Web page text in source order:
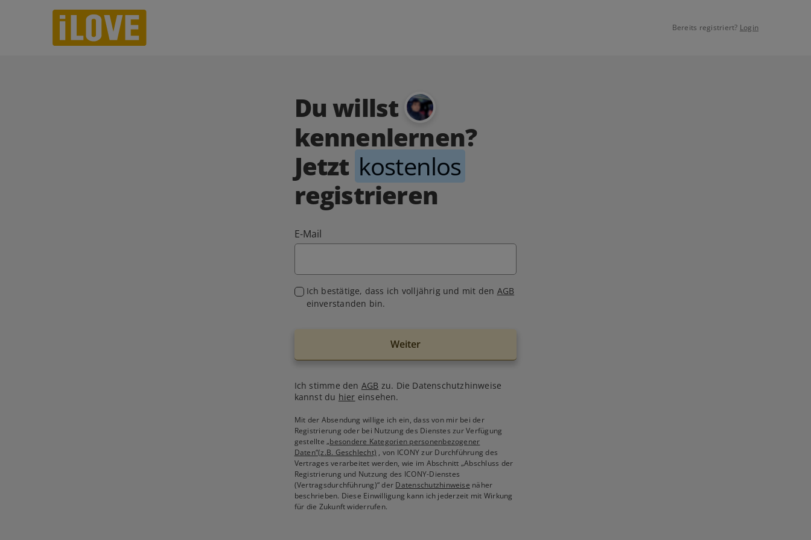
Bereits registriert? Login
Du willst
kennenlernen?
Jetzt kostenlos
registrieren
E-Mail
Ich bestätige, dass ich volljährig und mit den AGB
einverstanden bin.
Weiter
Ich stimme den AGB zu. Die Datenschutzhinweise
kannst du hier einsehen.
Mit der Absendung willige ich ein, dass von mir bei der
Registrierung oder bei Nutzung des Dienstes zur Verfügung
gestellte„besondere Kategorien personenbezogener
Daten“(z.B. Geschlecht) , von ICONY zur Durchführung des
Vertrages verarbeitet werden, wie im Abschnitt „Abschluss der
Registrierung und Nutzung des ICONY-Dienstes
(Vertragsdurchführung)“ der Datenschutzhinweise näher
beschrieben. Diese Einwilligung kann ich jederzeit mit Wirkung
für die Zukunft widerrufen.